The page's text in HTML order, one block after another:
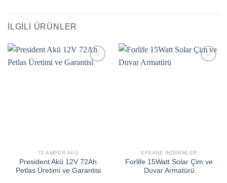
İLGILI ÜRÜNLER
72 AMPER AKÜ
President Akü 12V 72Ah
Petlas Üretimi ve Garantisi
EFSANE İNDIRIMLER
Forlife 15Watt Solar Çim ve
Duvar Armatürü